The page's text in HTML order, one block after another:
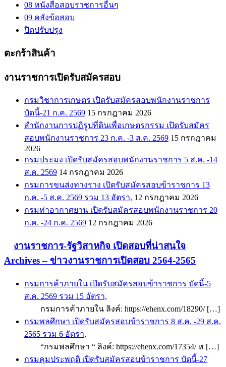
08 หนังสือสอบราชการอื่นๆ
09 คลังข้อสอบ
ปิดปรับปรุง
ตะกร้าสินค้า
งานราชการเปิดรับสมัครสอบ
กรมวิชาการเกษตร เปิดรับสมัครสอบพนักงานราชการ
บัดนี้-21 ก.ค. 2569 15 กรกฎาคม 2026
สำนักงานการปฏิรูปที่ดินเพื่อเกษตรกรรม เปิดรับสมัคร
สอบพนักงานราชการ 23 ก.ค. -3 ส.ค. 2569 15 กรกฎาคม
2026
กรมประมง เปิดรับสมัครสอบพนักงานราชการ 5 ส.ค. -14
ส.ค. 2569 14 กรกฎาคม 2026
กรมการขนส่งทางราง เปิดรับสมัครสอบข้าราชการ 13
ก.ค. -5 ส.ค. 2569 รวม 13 อัตรา, 12 กรกฎาคม 2026
กรมท่าอากาศยาน เปิดรับสมัครสอบพนักงานราชการ 20
ก.ค. -24 ก.ค. 2569 12 กรกฎาคม 2026
งานราชการ-รัฐวิสาหกิจ เปิดสอบที่น่าสนใจ
Archives – ข่าวงานราชการเปิดสอบ 2564-2565
กรมการค้าภายใน เปิดรับสมัครสอบข้าราชการ บัดนี้-5
ส.ค. 2569 รวม 15 อัตรา,
กรมการค้าภายใน ลิงค์: https://ehenx.com/18290/ […]
กรมพลศึกษา เปิดรับสมัครสอบข้าราชการ 8 ส.ค. -29 ส.ค.
2565 รวม 6 อัตรา,
“กรมพลศึกษา “ ลิงค์: https://ehenx.com/17354/ ห […]
กรมคุมประพฤติ เปิดรับสมัครสอบข้าราชการ บัดนี้-27